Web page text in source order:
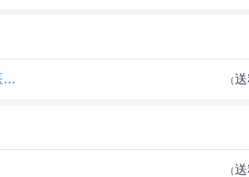
Papilio パピリオ ハンドクリーム ハンドマッサージエッセンスリペアSS 100g 3個セット 【医薬部外品】薬用 手の美容液 保湿 あかぎれ ひび割れ 手荒れ 乾燥肌 （
（